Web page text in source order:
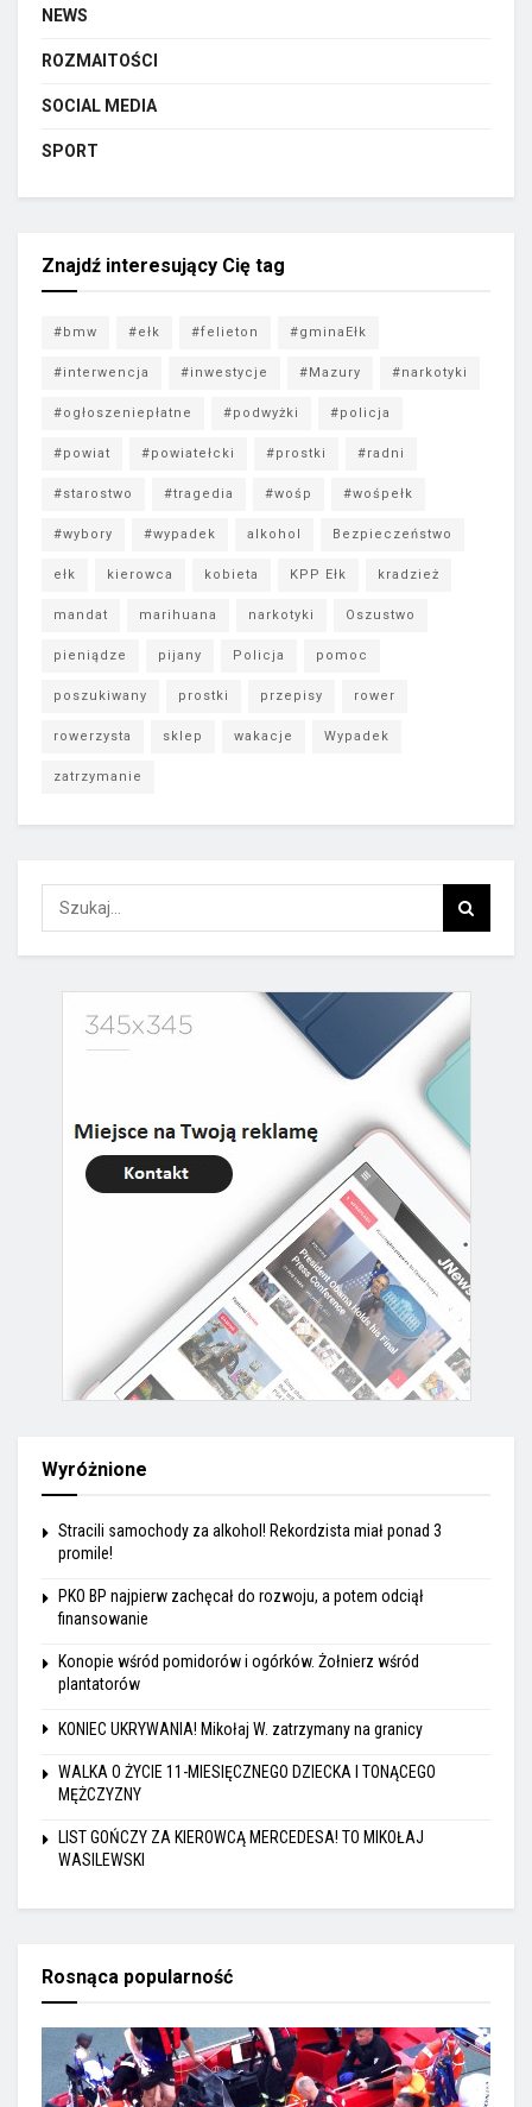
NEWS
ROZMAITOŚCI
SOCIAL MEDIA
SPORT
Znajdź interesujący Cię tag
#bmw #ełk #felieton #gminaEłk
#interwencja #inwestycje #Mazury #narkotyki
#ogłoszeniepłatne #podwyżki #policja
#powiat #powiatełcki #prostki #radni
#starostwo #tragedia #wośp #wośpełk
#wybory #wypadek alkohol Bezpieczeństwo
ełk kierowca kobieta KPP Ełk kradzież
mandat marihuana narkotyki Oszustwo
pieniądze pijany Policja pomoc
poszukiwany prostki przepisy rower
rowerzysta sklep wakacje Wypadek
zatrzymanie
Wyróżnione
Stracili samochody za alkohol! Rekordzista miał ponad 3
promile!
PKO BP najpierw zachęcał do rozwoju, a potem odciął
finansowanie
Konopie wśród pomidorów i ogórków. Żołnierz wśród
plantatorów
KONIEC UKRYWANIA! Mikołaj W. zatrzymany na granicy
WALKA O ŻYCIE 11-MIESIĘCZNEGO DZIECKA I TONĄCEGO
MĘŻCZYZNY
LIST GOŃCZY ZA KIEROWCĄ MERCEDESA! TO MIKOŁAJ
WASILEWSKI
Rosnąca popularność